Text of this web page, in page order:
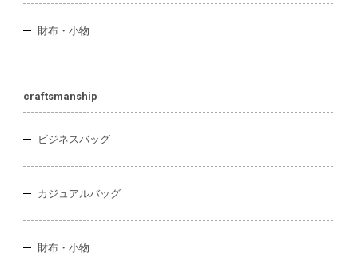
財布・小物
craftsmanship
ビジネスバッグ
カジュアルバッグ
財布・小物